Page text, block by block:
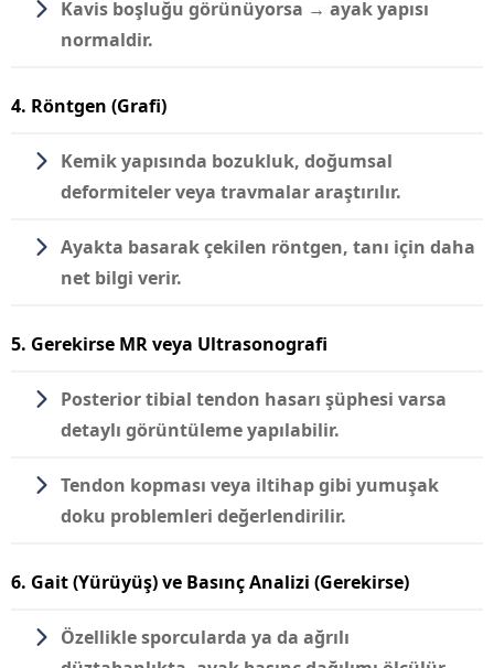
Kavis boşluğu görünüyorsa → ayak yapısı
normaldir.
4. Röntgen (Grafi)
Kemik yapısında bozukluk, doğumsal
deformiteler veya travmalar araştırılır.
Ayakta basarak çekilen röntgen, tanı için daha
net bilgi verir.
5. Gerekirse MR veya Ultrasonografi
Posterior tibial tendon hasarı şüphesi varsa
detaylı görüntüleme yapılabilir.
Tendon kopması veya iltihap gibi yumuşak
doku problemleri değerlendirilir.
6. Gait (Yürüyüş) ve Basınç Analizi (Gerekirse)
Özellikle sporcularda ya da ağrılı